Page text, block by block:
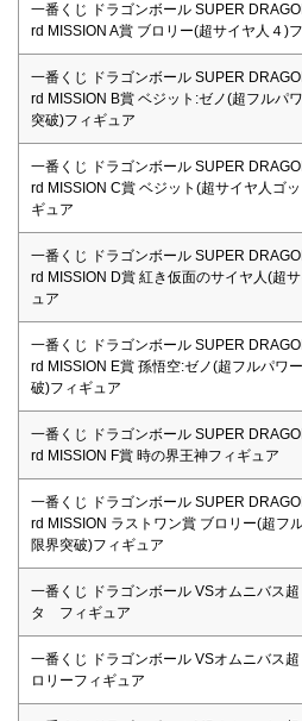
一番くじ ドラゴンボール SUPER
rd MISSION A賞 ブロリー(超サイヤ人４)
一番くじ ドラゴンボール SUPER
rd MISSION B賞 ベジット:ゼノ(超フルパ
突破)フィギュア
一番くじ ドラゴンボール SUPER
rd MISSION C賞 ベジット(超サイヤ人ゴ
ギュア
一番くじ ドラゴンボール SUPER
rd MISSION D賞 紅き仮面のサイヤ人(超
ュア
一番くじ ドラゴンボール SUPER
rd MISSION E賞 孫悟空:ゼノ(超フルパワ
破)フィギュア
一番くじ ドラゴンボール SUPER
rd MISSION F賞 時の界王神フィギュア
一番くじ ドラゴンボール SUPER
rd MISSION ラストワン賞 ブロリー(超フ
限界突破)フィギュア
一番くじ ドラゴンボール VSオムニバス
タ フィギュア
一番くじ ドラゴンボール VSオムニバス
ロリーフィギュア